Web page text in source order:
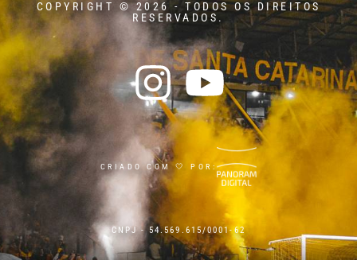
COPYRIGHT © 2026 - TODOS OS DIREITOS
RESERVADOS.
CRIADO COM 🤍 POR:
CNPJ - 54.569.615/0001-62